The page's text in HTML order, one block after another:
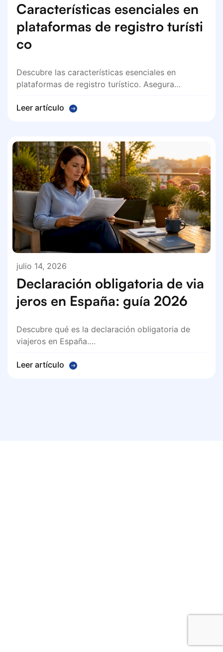
Características esenciales en
plataformas de registro turísti
co
Descubre las características esenciales en
plataformas de registro turístico. Asegura…
Leer artículo
julio 14, 2026
Declaración obligatoria de via
jeros en España: guía 2026
Descubre qué es la declaración obligatoria de
viajeros en España.…
Leer artículo